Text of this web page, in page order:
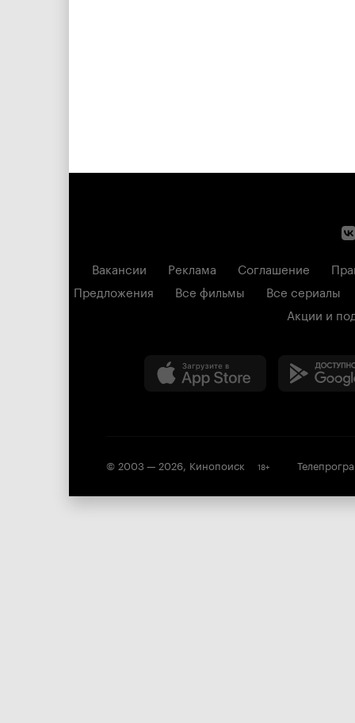
Вакансии Реклама Соглашение
Предложения
Все фильмы
Все сериалы
Акции и
© 2003 — 2026, Кинопоиск 18+